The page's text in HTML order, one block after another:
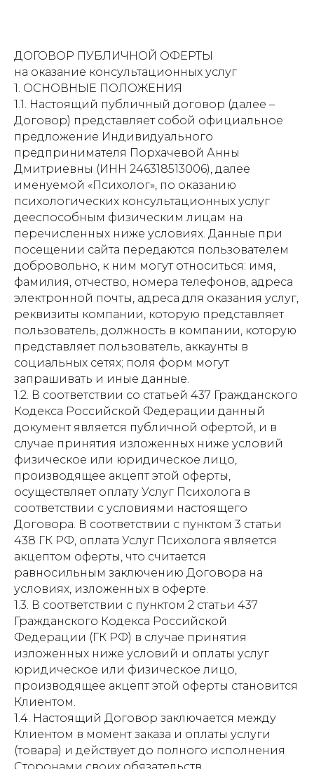
ДОГОВОР ПУБЛИЧНОЙ ОФЕРТЫ
на оказание консультационных услуг
1. ОСНОВНЫЕ ПОЛОЖЕНИЯ
1.1. Настоящий публичный договор (далее –
Договор) представляет собой официальное
предложение Индивидуального
предпринимателя Порхачевой Анны
Дмитриевны (ИНН 246318513006), далее
именуемой «Психолог», по оказанию
психологических консультационных услуг
дееспособным физическим лицам на
перечисленных ниже условиях. Данные при
посещении сайта передаются пользователем
добровольно, к ним могут относиться: имя,
фамилия, отчество, номера телефонов, адреса
электронной почты, адреса для оказания услуг,
реквизиты компании, которую представляет
пользователь, должность в компании, которую
представляет пользователь, аккаунты в
социальных сетях; поля форм могут
запрашивать и иные данные.
1.2. В соответствии со статьей 437 Гражданского
Кодекса Российской Федерации данный
документ является публичной офертой, и в
случае принятия изложенных ниже условий
физическое или юридическое лицо,
производящее акцепт этой оферты,
осуществляет оплату Услуг Психолога в
соответствии с условиями настоящего
Договора. В соответствии с пунктом 3 статьи
438 ГК РФ, оплата Услуг Психолога является
акцептом оферты, что считается
равносильным заключению Договора на
условиях, изложенных в оферте.
1.3. В соответствии с пунктом 2 статьи 437
Гражданского Кодекса Российской
Федерации (ГК РФ) в случае принятия
изложенных ниже условий и оплаты услуг
юридическое или физическое лицо,
производящее акцепт этой оферты становится
Клиентом.
1.4. Настоящий Договор заключается между
Клиентом в момент заказа и оплаты услуги
(товара) и действует до полного исполнения